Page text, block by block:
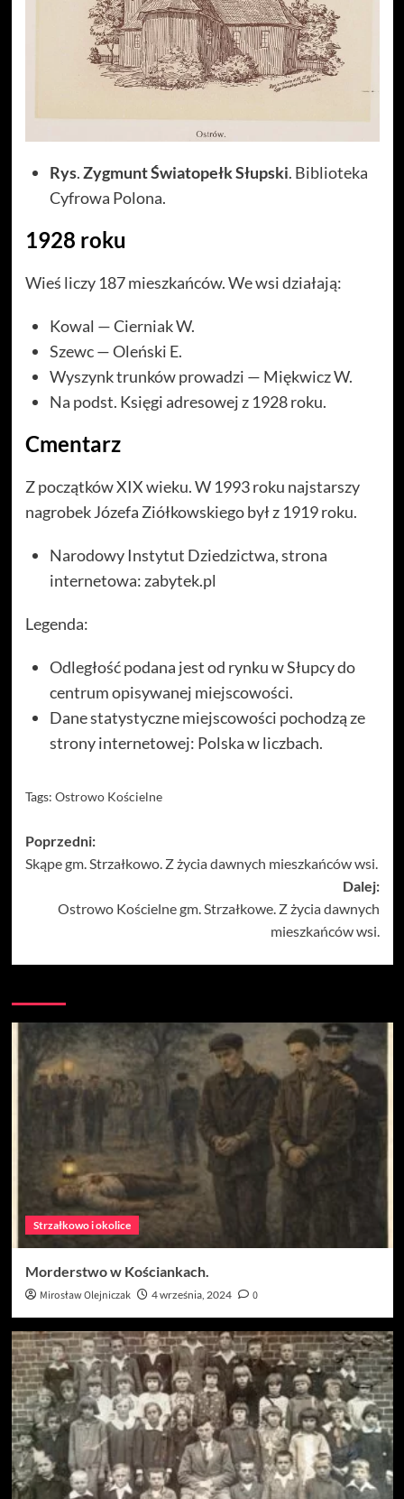
Rys.Zygmunt Światopełk Słupski. Biblioteka
Cyfrowa Polona.
1928 roku
Wieś liczy 187 mieszkańców. We wsi działają:
Kowal — Cierniak W.
Szewc — Oleński E.
Wyszynk trunków prowadzi — Miękwicz W.
Na podst. Księgi adresowej z 1928 roku.
Cmentarz
Z początków XIX wieku. W 1993 roku najstarszy
nagrobek Józefa Ziółkowskiego był z 1919 roku.
Narodowy Instytut Dziedzictwa, strona
internetowa: zabytek.pl
Legenda:
Odległość podana jest od rynku w Słupcy do
centrum opisywanej miejscowości.
Dane statystyczne miejscowości pochodzą ze
strony internetowej: Polska w liczbach.
Tags: Ostrowo Kościelne
Zobacz
wpisy
Poprzedni:
Skąpe gm. Strzałkowo. Z życia dawnych mieszkańców wsi.
Dalej:
Ostrowo Kościelne gm. Strzałkowe. Z życia dawnych
mieszkańców wsi.
Strzałkowo i okolice
Morderstwo w Kościankach.
Mirosław Olejniczak 4 września, 2024 0